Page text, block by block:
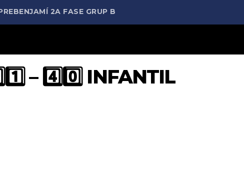
2A FASE GRUP B
– 4️⃣0️⃣ INFANTIL